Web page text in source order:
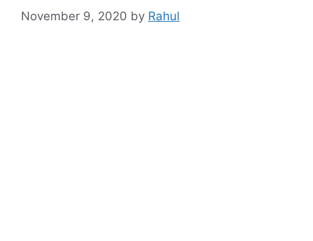
November 9, 2020 by Rahul